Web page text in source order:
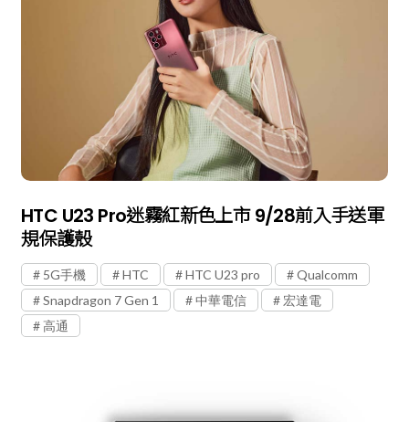
HTC U23 Pro迷霧紅新色上市 9/28前入手送軍
規保護殼
5G手機 HTC HTC U23 pro
Qualcomm
Snapdragon 7 Gen 1
中華電信
宏達電
高通